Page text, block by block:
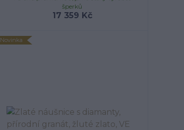
17 359 Kč
šperků
Novinka